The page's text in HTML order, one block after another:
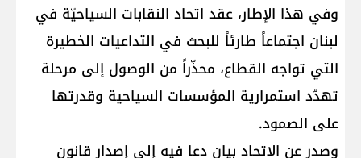
وفي هذا الإطار، عقد اتحاد النقابات السياحيّة في
لبنان اجتماعاً طارئاً للبحث في التداعيات الخطيرة
التي تواجه القطاع، محذّراً من الوصول إلى مرحلة
تهدّد استمرارية المؤسسات السياحية وقدرتها
على الصمود.
وصدر عن الاتحاد بيان دعا فيه إلى إصدار قانون